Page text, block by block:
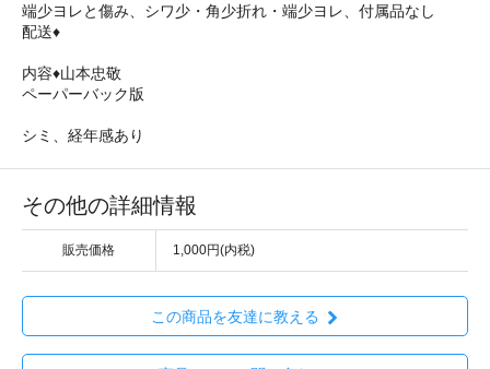
端少ヨレと傷み、シワ少・角少折れ・端少ヨレ、付属品なし
配送♦
内容♦山本忠敬
ペーパーバック版
シミ、経年感あり
その他の詳細情報
販売価格 1,000円(内税)
この商品を友達に教える